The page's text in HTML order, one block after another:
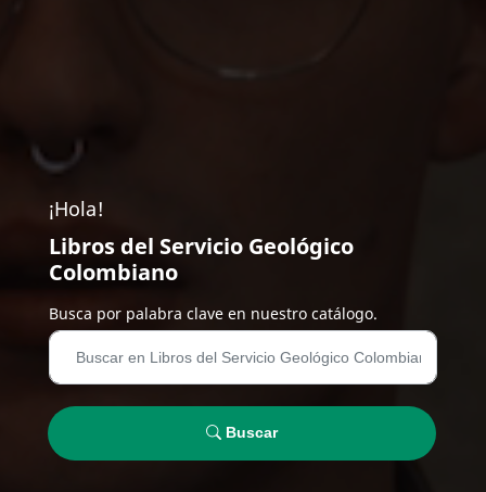
¡Hola!
Libros del Servicio Geológico
Colombiano
Busca por palabra clave en nuestro catálogo.
Buscar